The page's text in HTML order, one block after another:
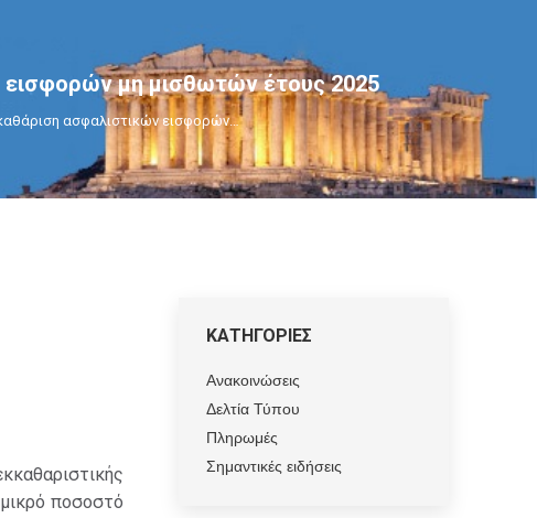
μη μισθωτών έτους 2025
ασφαλιστικών εισφορών…
ποσοστό
ΚΑΤΗΓΟΡΙΕΣ
Ανακοινώσεις
Δελτία Τύπου
Πληρωμές
Σημαντικές ειδήσεις